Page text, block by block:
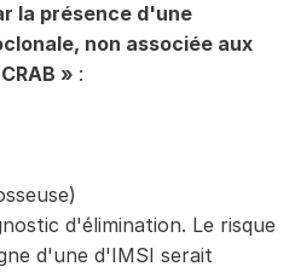
la présence d'une
non associée aux
» :
d'élimination. Le risque
d'une d'IMSI serait